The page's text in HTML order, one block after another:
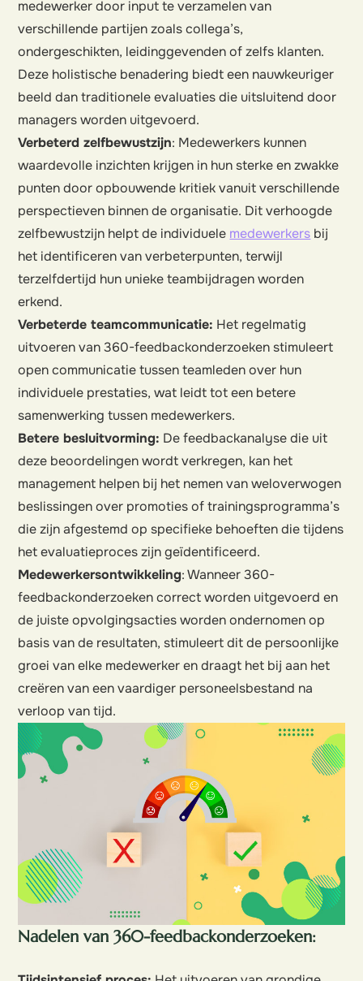
medewerker door input te verzamelen van
verschillende partijen zoals collega’s,
ondergeschikten, leidinggevenden of zelfs klanten.
Deze holistische benadering biedt een nauwkeuriger
beeld dan traditionele evaluaties die uitsluitend door
managers worden uitgevoerd.
Verbeterd zelfbewustzijn: Medewerkers kunnen
waardevolle inzichten krijgen in hun sterke en zwakke
punten door opbouwende kritiek vanuit verschillende
perspectieven binnen de organisatie. Dit verhoogde
zelfbewustzijn helpt de individuele medewerkers bij
het identificeren van verbeterpunten, terwijl
terzelfdertijd hun unieke teambijdragen worden
erkend.
Verbeterde teamcommunicatie: Het regelmatig
uitvoeren van 360-feedbackonderzoeken stimuleert
open communicatie tussen teamleden over hun
individuele prestaties, wat leidt tot een betere
samenwerking tussen medewerkers.
Betere besluitvorming: De feedbackanalyse die uit
deze beoordelingen wordt verkregen, kan het
management helpen bij het nemen van weloverwogen
beslissingen over promoties of trainingsprogramma’s
die zijn afgestemd op specifieke behoeften die tijdens
het evaluatieproces zijn geïdentificeerd.
Medewerkersontwikkeling: Wanneer 360-
feedbackonderzoeken correct worden uitgevoerd en
de juiste opvolgingsacties worden ondernomen op
basis van de resultaten, stimuleert dit de persoonlijke
groei van elke medewerker en draagt het bij aan het
creëren van een vaardiger personeelsbestand na
verloop van tijd.
Nadelen van 360-feedbackonderzoeken: